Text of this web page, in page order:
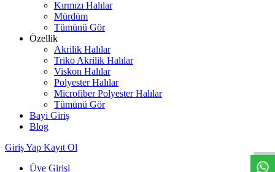
Kırmızı Halılar
Mürdüm
Tümünü Gör
Özellik
Akrilik Halılar
Triko Akrilik Halılar
Viskon Halılar
Polyester Halılar
Microfiber Polyester Halılar
Tümünü Gör
Bayi Giriş
Blog
Giriş Yap Kayıt Ol
Üye Girişi